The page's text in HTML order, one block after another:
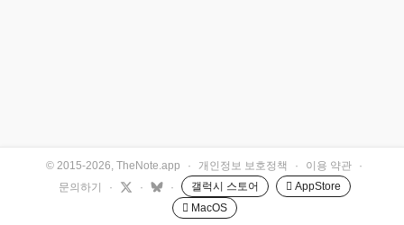
© 2015-2026, TheNote.app · 개인정보 보호정책 · 이용 약관
·
문의하기
· · · 갤럭시 스토어
 AppStore
 MacOS